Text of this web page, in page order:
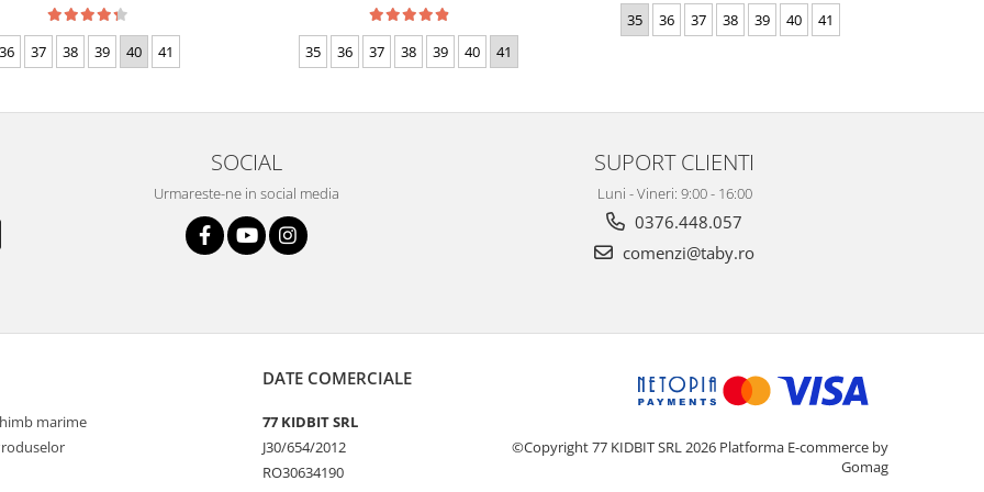
36 37 38 39 40 41 35 36 37 38 39 40 41
35 36 37 38 39 40 41
SOCIAL
Urmareste-ne in social media
SUPORT CLIENTI
Luni - Vineri: 9:00 - 16:00
0376.448.057
comenzi@taby.ro
marime
DATE COMERCIALE
77 KIDBIT SRL
J30/654/2012
RO30634190
©Copyright 77 KIDBIT SRL 2026 Platforma E-commerce by
Gomag